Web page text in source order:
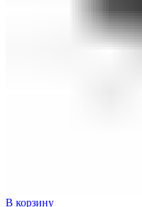
В корзину